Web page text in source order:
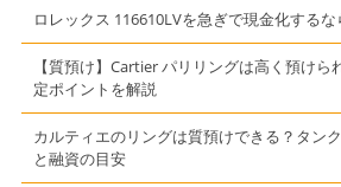
ロレックス 116610LVを急ぎで現金化する
【質預け】Cartier パリリングは高く預けら
定ポイントを解説
カルティエのリングは質預けできる？タン
と融資の目安